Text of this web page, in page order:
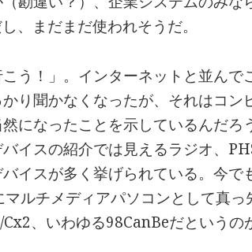
、まだまだ使われそうだ。
う！」。インターネットと並んで
り聞かなくなったが、それはコン
になったことを示しているんだろ
イスの紹介では見えるラジオ、
イスが多く挙げられている。今で
ルチメディアパソコンとして真っ
、いわゆる98CanBeだというの